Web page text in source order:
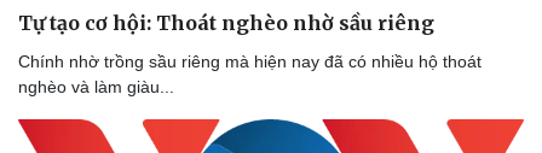
Tự tạo cơ hội: Thoát nghèo nhờ sầu riêng
Chính nhờ trồng sầu riêng mà hiện nay đã có nhiều hộ thoát
nghèo và làm giàu...